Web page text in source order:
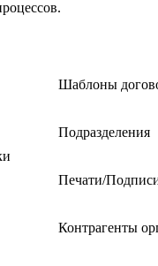
Шаблоны
Подразделения
Печати/
Контрагенты